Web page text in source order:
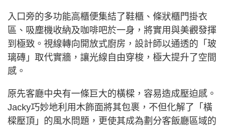
入口旁的多功能高櫃便集結了鞋櫃、條狀櫃門掛衣
區、吸塵機收納及咖啡吧於一身，將實用與美觀發揮
到極致。視線轉向開放式廚房，設計師以通透的「玻
璃磚」取代實牆，讓光線自由穿梭，極大提升了空間
感。
原先客廳中央有一條巨大的橫樑，容易造成壓迫感。
Jacky巧妙地利用木飾面將其包裹，不但化解了「橫
樑壓頂」的風水問題，更使其成為劃分客飯廳區域的